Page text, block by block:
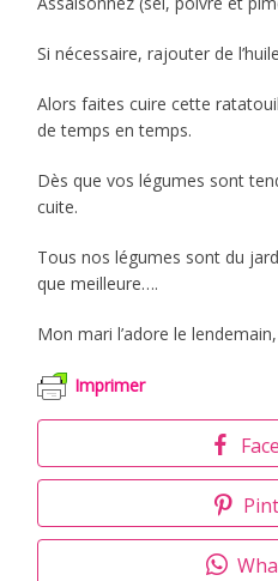
Si nécessaire, rajouter de
Alors faites cuire cette
de temps en temps.
Dès que vos légumes sont
cuite.
Tous nos légumes sont du
que meilleure….
Mon mari l’adore le
Imprimer